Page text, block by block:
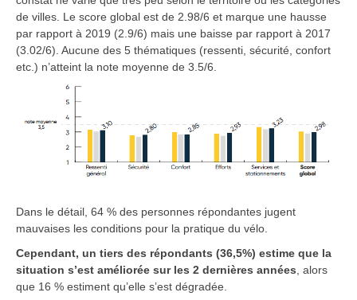
de villes. Le score global est de 2.98/6 et marque une hausse
par rapport à 2019 (2.9/6) mais une baisse par rapport à 2017
(3.02/6). Aucune des 5 thématiques (ressenti, sécurité, confort
etc.) n’atteint la note moyenne de 3.5/6.
Dans le détail, 64 % des personnes répondantes jugent
mauvaises les conditions pour la pratique du vélo.
Cependant, un tiers des répondants (36,5%) estime que la
situation s’est améliorée sur les 2 dernières années , alors
que 16 % estiment qu’elle s’est dégradée.